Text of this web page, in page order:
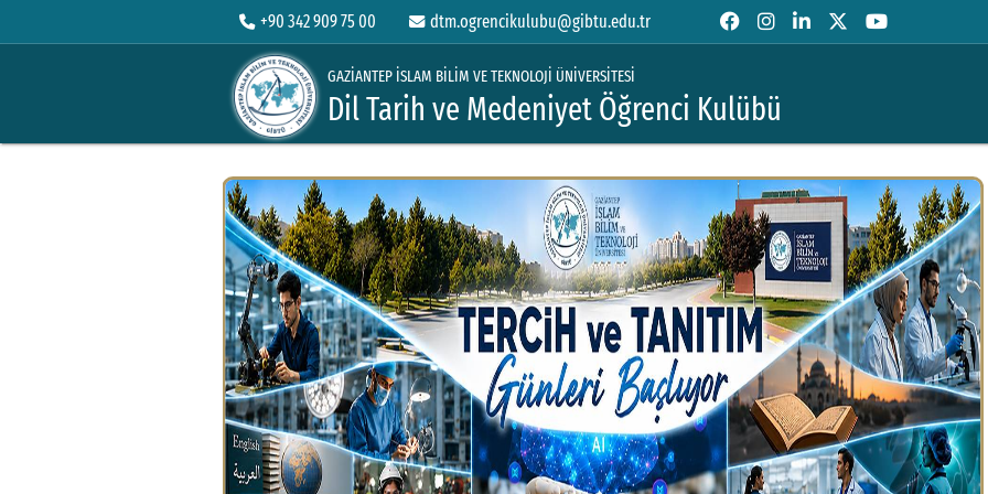
+90 342 909 75 00 dtm.ogrencikulubu@gibtu.edu.tr
GAZİANTEP İSLAM BİLİM VE TEKNOLOJİ ÜNİVERSİTESİ
Dil Tarih ve Medeniyet Öğrenci Kulübü